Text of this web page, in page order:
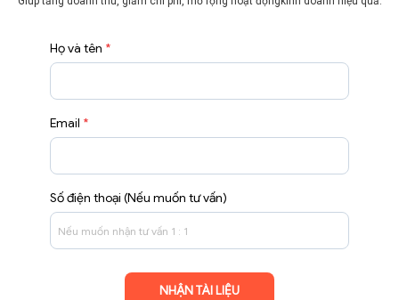
Họ và tên *
Email *
Số điện thoại (Nếu muốn tư vấn)